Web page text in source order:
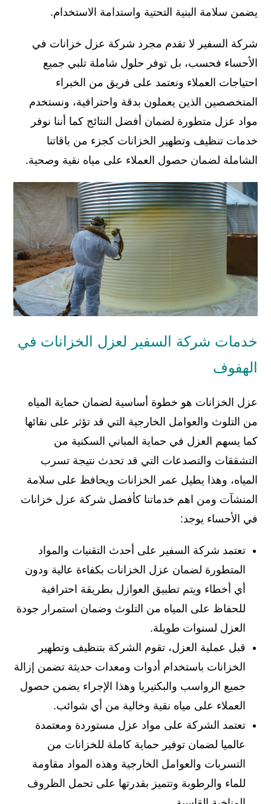
يضمن سلامة البنية التحتية واستدامة الاستخدام.
شركة السفير لا تقدم مجرد شركة عزل خزانات في
الأحساء فحسب، بل توفر حلول شاملة تلبي جميع
احتياجات العملاء ونعتمد على فريق من الخبراء
المتخصصين الذين يعملون بدقة واحترافية، ونستخدم
مواد عزل متطورة لضمان أفضل النتائج كما أننا نوفر
خدمات تنظيف وتطهير الخزانات كجزء من باقاتنا
الشاملة لضمان حصول العملاء على مياه نقية وصحية.
خدمات شركة السفير لعزل الخزانات في
الهفوف
عزل الخزانات هو خطوة أساسية لضمان حماية المياه
من التلوث والعوامل الخارجية التي قد تؤثر على نقائها
كما يسهم العزل في حماية المباني السكنية من
التشققات والتصدعات التي قد تحدث نتيجة تسرب
المياه، وهذا يطيل عمر الخزانات ويحافظ على سلامة
المنشآت ومن اهم خدماتنا كأفضل شركة عزل خزانات
في الأحساء يوجد:
تعتمد شركة السفير على أحدث التقنيات والمواد
المتطورة لضمان عزل الخزانات بكفاءة عالية ودون
أي أخطاء ويتم تطبيق العوازل بطريقة احترافية
للحفاظ على المياه من التلوث وضمان استمرار جودة
العزل لسنوات طويلة.
قبل عملية العزل، تقوم الشركة بتنظيف وتطهير
الخزانات باستخدام أدوات ومعدات حديثة تضمن إزالة
جميع الرواسب والبكتيريا وهذا الإجراء يضمن حصول
العملاء على مياه نقية وخالية من أي شوائب.
تعتمد الشركة على مواد عزل مستوردة ومعتمدة
عالميا لضمان توفير حماية كاملة للخزانات من
التسربات والعوامل الخارجية وهذه المواد مقاومة
للماء والرطوبة وتتميز بقدرتها على تحمل الظروف